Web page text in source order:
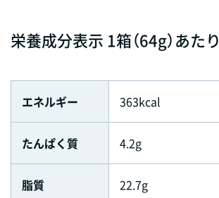
栄養成分表示 1箱（64g）あたり
エネルギー 363kcal
たんぱく質 4.2g
脂質 22.7g